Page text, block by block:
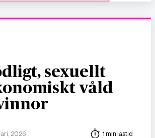
sexuellt
våld
2026 1 min lästid